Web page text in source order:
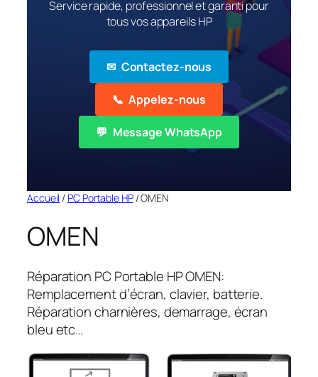
Service rapide, professionnel et garanti pour
tous vos appareils HP
✉ Contactez-nous
📞 Appelez-nous
💬 Message WhatsApp
Accueil / PC Portable HP/ OMEN
OMEN
Réparation PC Portable HP OMEN:
Remplacement d’écran, clavier, batterie.
Réparation charnières, demarrage, écran
bleu etc…